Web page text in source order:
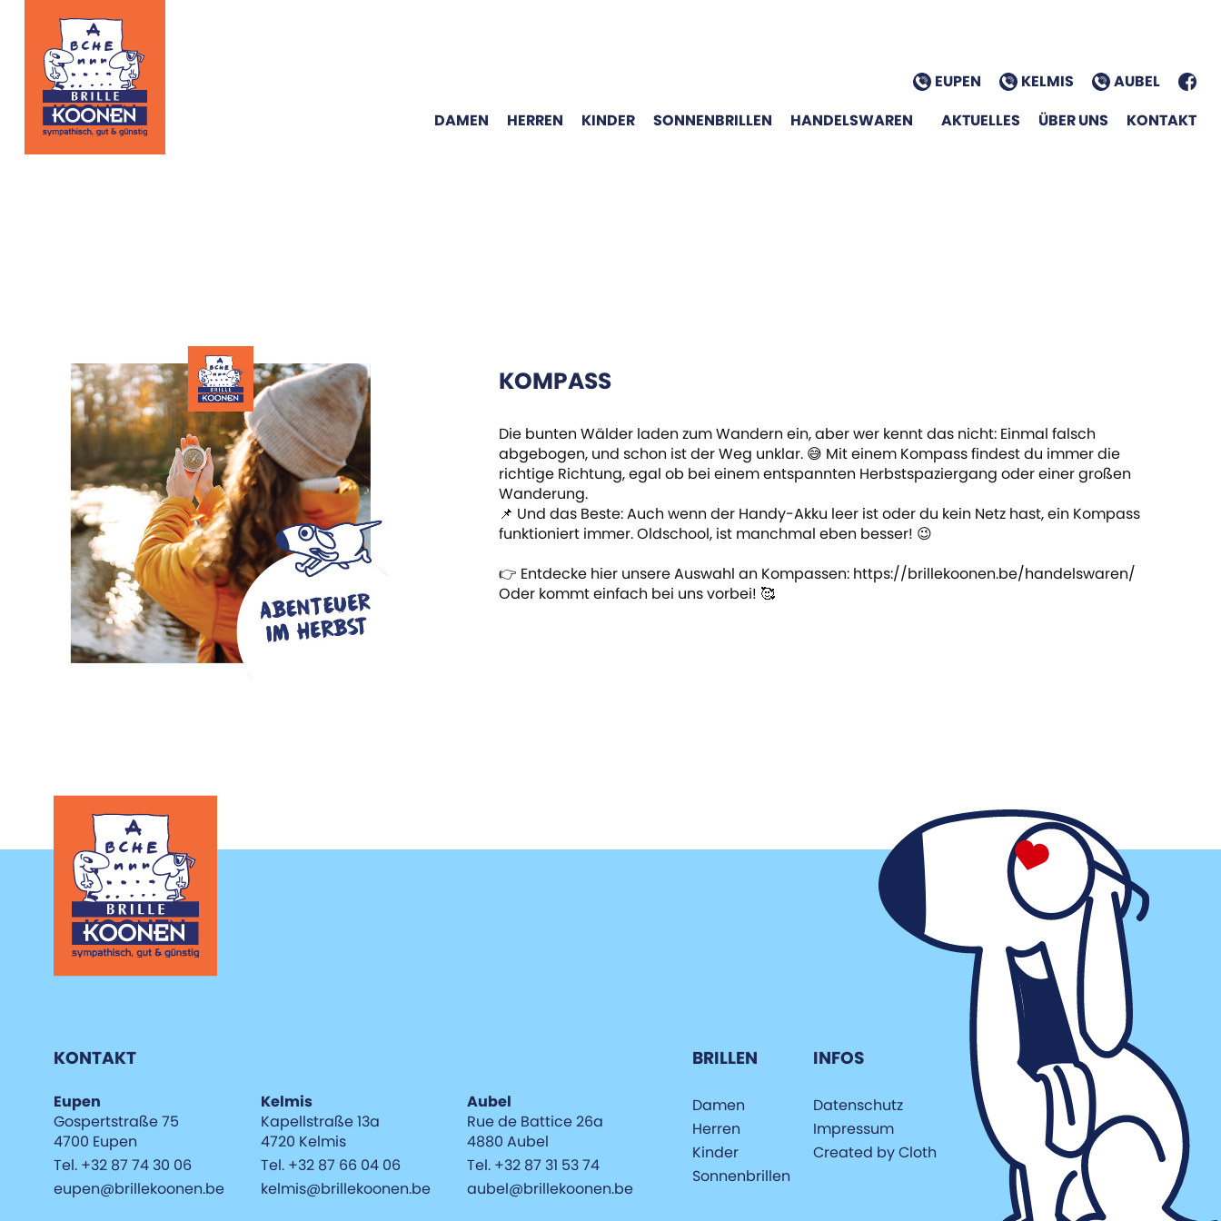
DAMEN HERREN KINDER SONNENBRILLEN HANDELSWAREN
EUPEN KELMIS
AUBEL
AKTUELLES
ÜBER UNS KONTAKT
KOMPASS
Die bunten Wälder laden zum Wandern ein, aber wer kennt das nicht: Einmal falsch
abgebogen, und schon ist der Weg unklar. 😅 Mit einem Kompass findest du immer die
richtige Richtung, egal ob bei einem entspannten Herbstspaziergang oder einer großen
Wanderung.
📌 Und das Beste: Auch wenn der Handy-Akku leer ist oder du kein Netz hast, ein Kompass
funktioniert immer. Oldschool, ist manchmal eben besser! 😉
👉 Entdecke hier unsere Auswahl an Kompassen: https://brillekoonen.be/handelswaren/
Oder kommt einfach bei uns vorbei! 🥰
KONTAKT
Eupen
Gospertstraße 75
4700 Eupen
Tel. +32 87 74 30 06
eupen@brillekoonen.be
Kelmis
Kapellstraße 13a
4720 Kelmis
Tel. +32 87 66 04 06
kelmis@brillekoonen.be
Aubel
Rue de Battice 26a
4880 Aubel
Tel. +32 87 31 53 74
aubel@brillekoonen.be
BRILLEN
Damen
Herren
Kinder
Sonnenbrillen
INFOS
Datenschutz
Impressum
Created by Cloth